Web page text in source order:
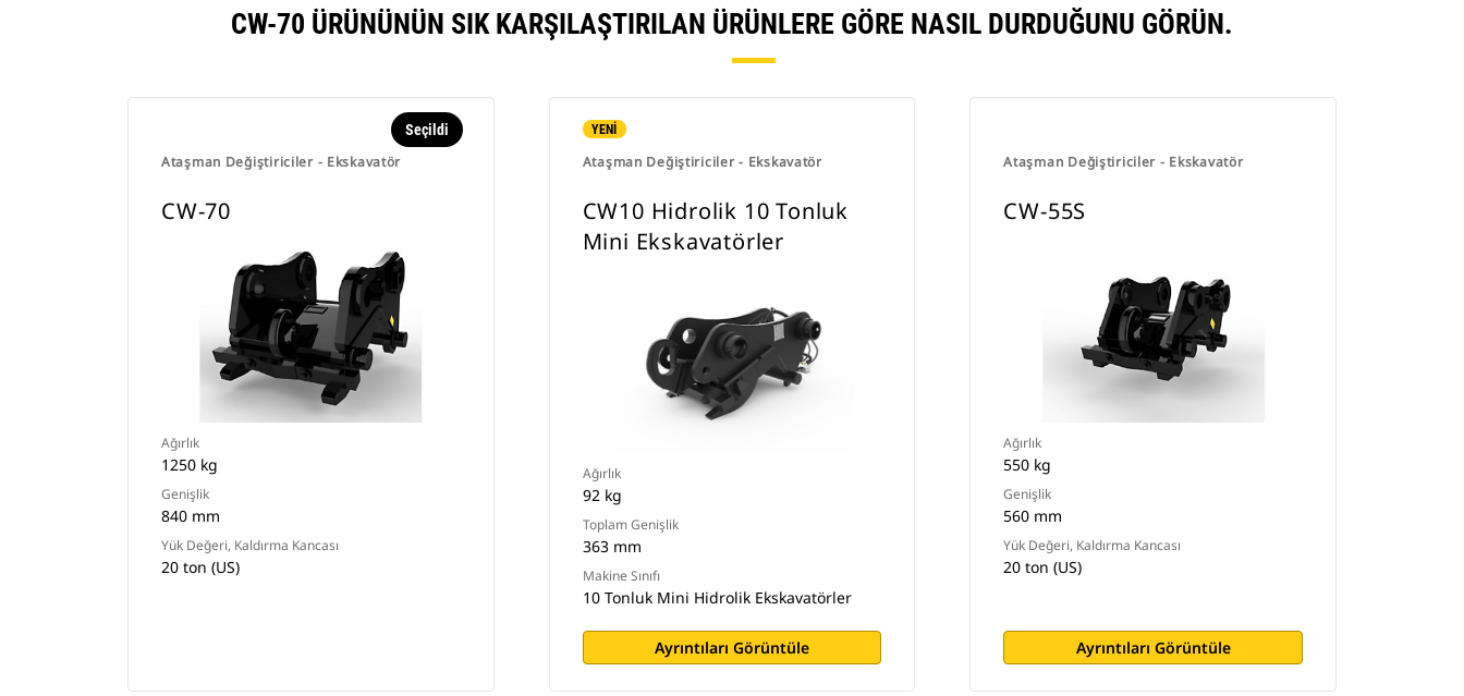
CW-70 ÜRÜNÜNÜN SIK KARŞILAŞTIRILAN ÜRÜNLERE GÖRE NASIL DURDUĞUNU GÖRÜN.
Ataşman Değiştiriciler - Ekskavatör
Seçildi
CW-70
Ağırlık
1250 kg
Genişlik
840 mm
Yük Değeri, Kaldırma Kancası
20 ton (US)
YENİ
Ataşman Değiştiriciler - Ekskavatör
CW10 Hidrolik 10 Tonluk
Mini Ekskavatörler
Ağırlık
92 kg
Toplam Genişlik
363 mm
Makine Sınıfı
10 Tonluk Mini Hidrolik Ekskavatörler
Ayrıntıları Görüntüle
Ataşman Değiştiriciler - Ekskavatör
CW-55S
Ağırlık
550 kg
Genişlik
560 mm
Yük Değeri, Kaldırma Kancası
20 ton (US)
Ayrıntıları Görüntüle